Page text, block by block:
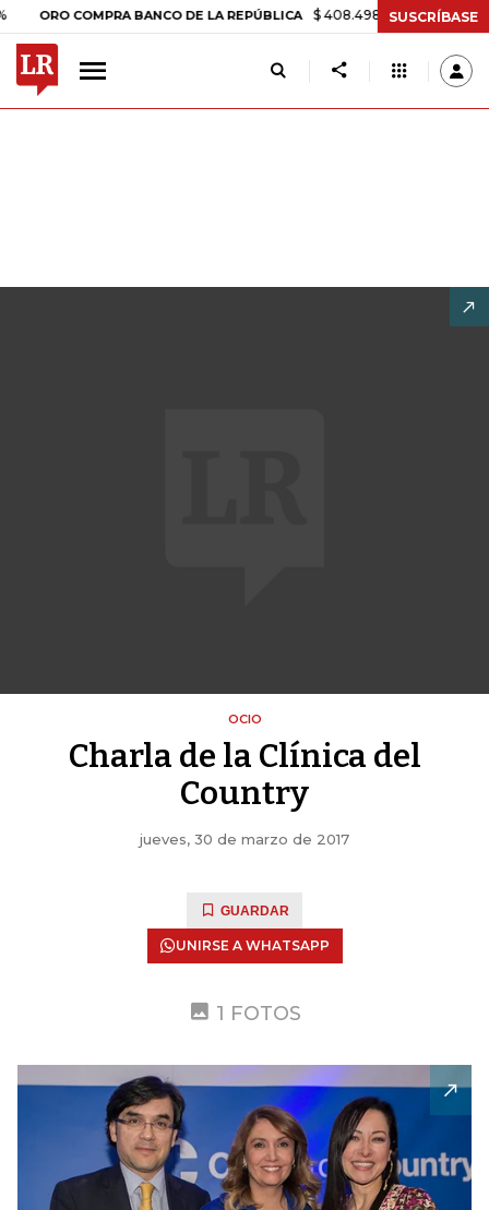
COMPRA BANCO DE LA REPÚBLICA $ 408.498,97 +$ 8.753,81
SUSCRÍBASE
OCIO
Charla de la Clínica del
Country
jueves, 30 de marzo de 2017
GUARDAR
UNIRSE A WHATSAPP
1 FOTOS